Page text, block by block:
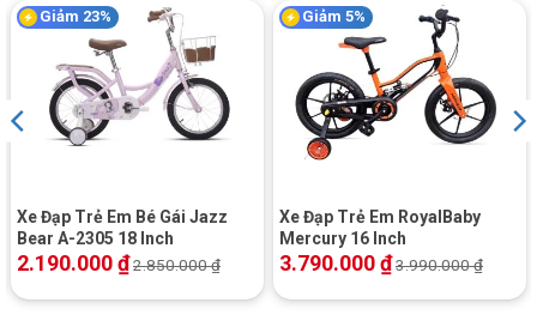
Giảm 23%
Xe Đạp Trẻ Em Bé Gái Jazz
Bear A-2305 18 Inch
2.190.000₫2.850.000₫
Giảm 5%
Xe Đạp Trẻ Em RoyalBaby
Mercury 16 Inch
3.790.000₫3.990.000₫